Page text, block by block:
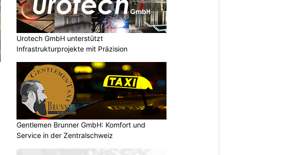
Urotech GmbH unterstützt
Infrastrukturprojekte mit Präzision
Gentlemen Brunner GmbH: Komfort und
Service in der Zentralschweiz